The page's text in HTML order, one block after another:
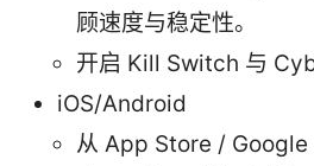
顾速度与稳定性。
开启 Kill Switch 与
iOS/Android
从 App Store / Google